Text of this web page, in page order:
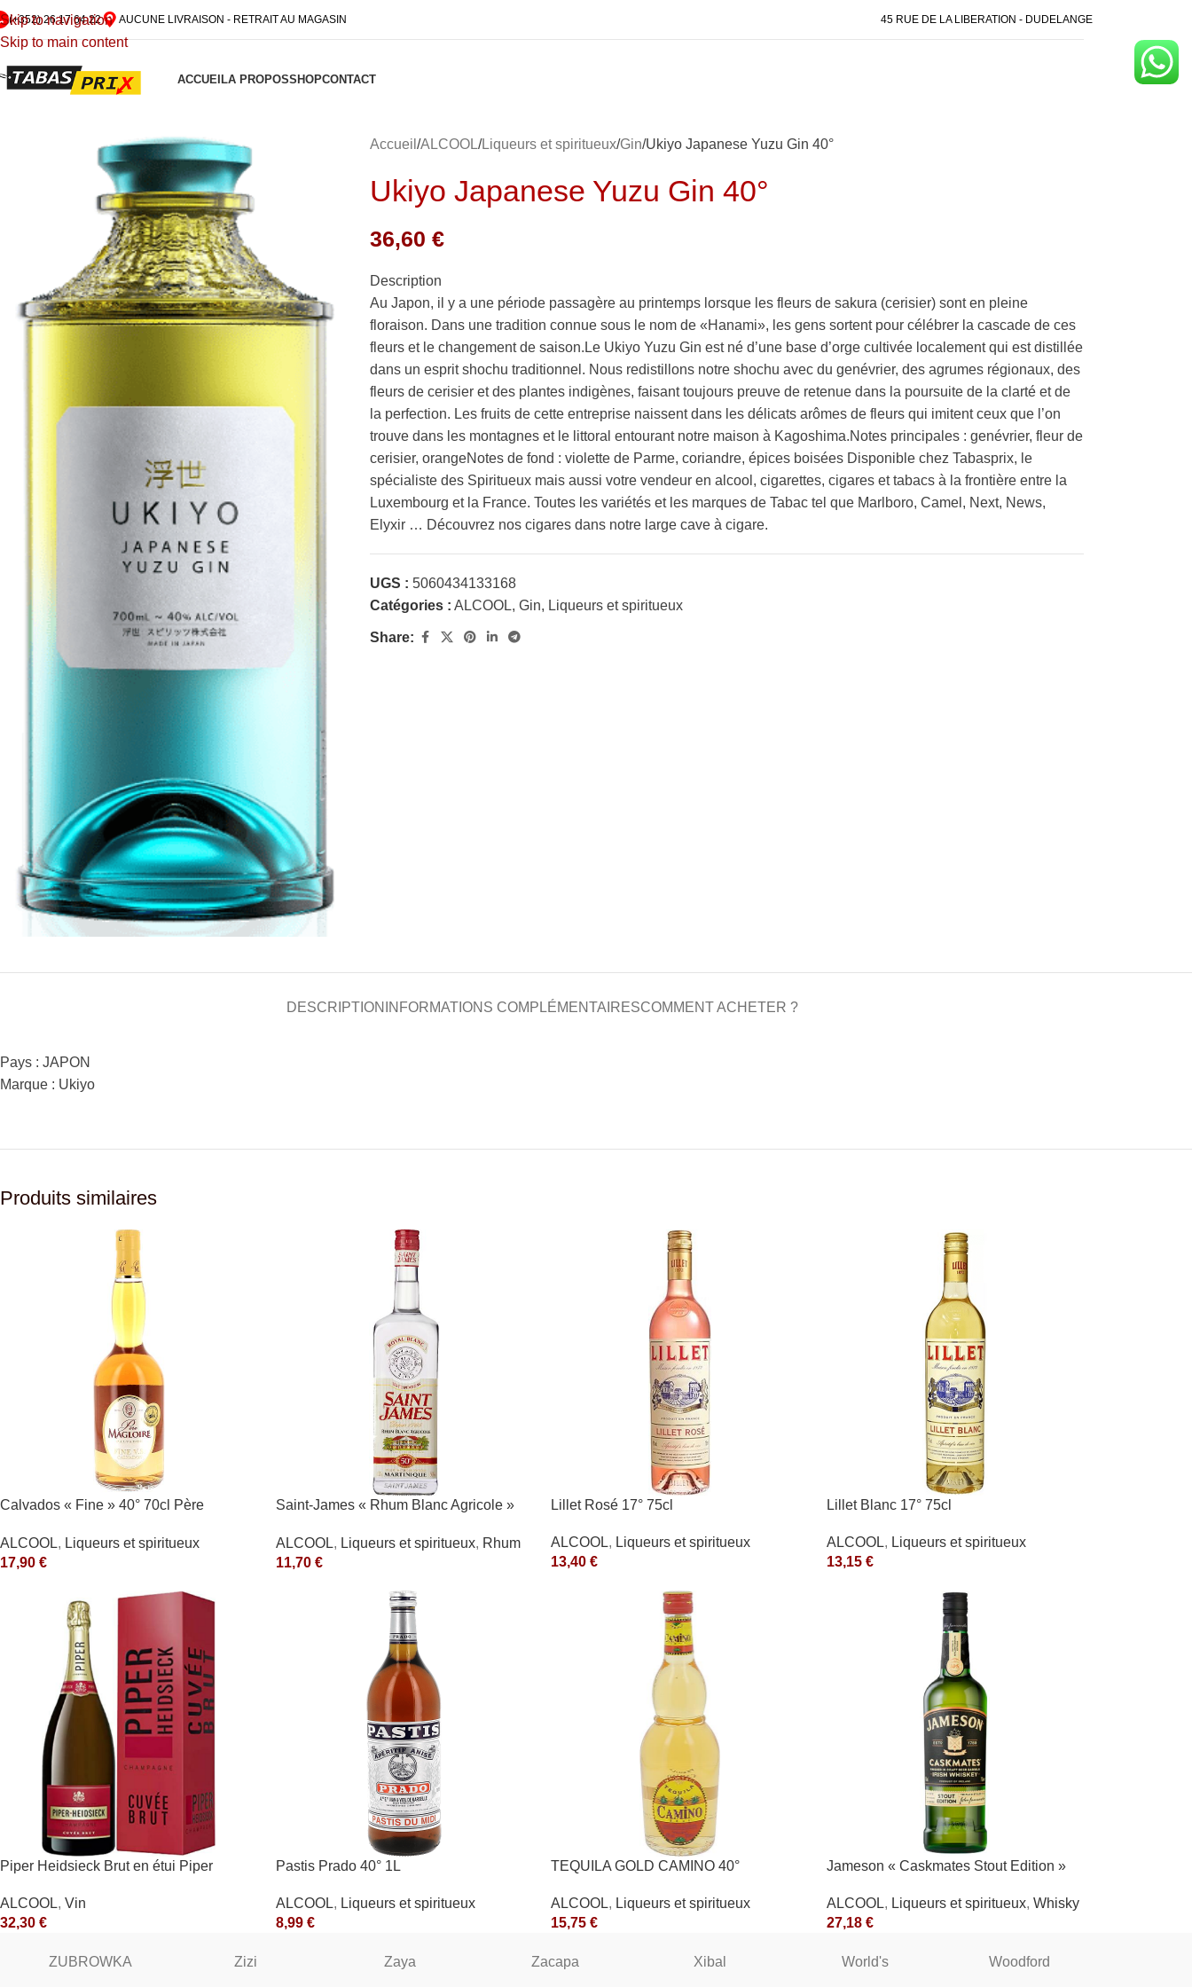
Skip to navigation
Skip to main content
(+352) 26 17 64 22 AUCUNE LIVRAISON - RETRAIT AU MAGASIN 45 RUE DE LA LIBERATION - DUDELANGE
ACCUEILA PROPOSSHOPCONTACT
Accueil ALCOOL Liqueurs et spiritueux Gin Ukiyo Japanese Yuzu Gin 40°
Ukiyo Japanese Yuzu Gin 40°
36,60€
Description
Au Japon, il y a une période passagère au printemps lorsque les fleurs de sakura (cerisier) sont en pleine
floraison. Dans une tradition connue sous le nom de «Hanami», les gens sortent pour célébrer la cascade de ces
fleurs et le changement de saison.Le Ukiyo Yuzu Gin est né d’une base d’orge cultivée localement qui est distillée
dans un esprit shochu traditionnel. Nous redistillons notre shochu avec du genévrier, des agrumes régionaux, des
fleurs de cerisier et des plantes indigènes, faisant toujours preuve de retenue dans la poursuite de la clarté et de
la perfection. Les fruits de cette entreprise naissent dans les délicats arômes de fleurs qui imitent ceux que l’on
trouve dans les montagnes et le littoral entourant notre maison à Kagoshima.Notes principales : genévrier, fleur de
cerisier, orangeNotes de fond : violette de Parme, coriandre, épices boisées Disponible chez Tabasprix, le
spécialiste des Spiritueux mais aussi votre vendeur en alcool, cigarettes, cigares et tabacs à la frontière entre la
Luxembourg et la France. Toutes les variétés et les marques de Tabac tel que Marlboro, Camel, Next, News,
Elyxir … Découvrez nos cigares dans notre large cave à cigare.
UGS :5060434133168
Catégories : ALCOOL, Gin, Liqueurs et spiritueux
Share:
DESCRIPTION INFORMATIONS COMPLÉMENTAIRESCOMMENT ACHETER ?
Pays : JAPON
Marque : Ukiyo
Produits similaires
Calvados « Fine » 40° 70cl Père
ALCOOL, Liqueurs et spiritueux
17,90 €
Saint-James « Rhum Blanc Agricole »
ALCOOL, Liqueurs et spiritueux, Rhum
11,70 €
Lillet Rosé 17° 75cl
ALCOOL, Liqueurs et spiritueux
13,40 €
Lillet Blanc 17° 75cl
ALCOOL, Liqueurs et spiritueux
13,15 €
Piper Heidsieck Brut en étui Piper
ALCOOL, Vin
32,30 €
Pastis Prado 40° 1L
ALCOOL, Liqueurs et spiritueux
8,99 €
TEQUILA GOLD CAMINO 40°
ALCOOL, Liqueurs et spiritueux
15,75 €
Jameson « Caskmates Stout Edition »
ALCOOL, Liqueurs et spiritueux, Whisky
27,18 €
ZUBROWKA Zizi Zaya Zacapa Xibal World's Woodford